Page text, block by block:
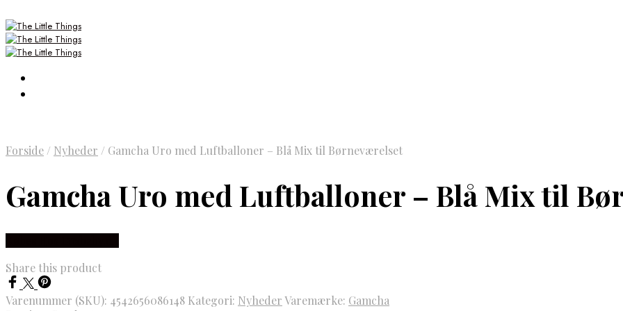
Forside / Nyheder / Gamcha Uro med Luftballoner – Blå Mix til Børneværelset
Gamcha Uro med Luftballoner – Blå Mix til
Share this product
Varenummer (SKU): 4542656086148 Kategori: NyhederVaremærke: Gamcha